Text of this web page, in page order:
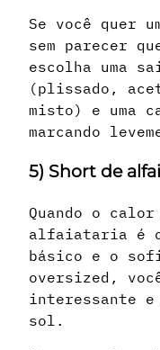
Se você quer
sem parecer
escolha uma
(plissado,
misto) e uma
marcando
5) Short de
Quando o
alfaiataria é o
básico e o
oversized,
interessante e
sol.